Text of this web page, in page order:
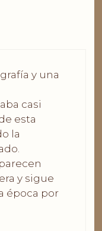
y una
casi
esta
la
y sigue
época por